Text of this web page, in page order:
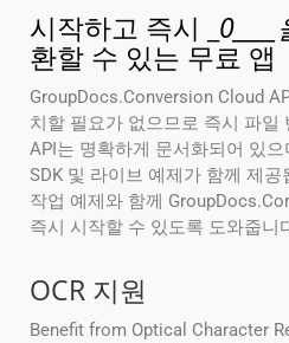
시작하고 즉시 _
환할 수 있는 무료 앱
GroupDocs.Conversion Cloud
치할 필요가 없으므로 즉시 파일
API는 명확하게 문서화되어 있
SDK 및 라이브 예제가 함께 제
작업 예제와 함께
즉시 시작할 수 있도록 도와줍니
OCR 지원
Benefit from Optical Character